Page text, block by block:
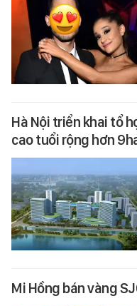
Hà Nội triển khai tổ
cao tuổi rộng hơn
Mi Hồng bán vàng